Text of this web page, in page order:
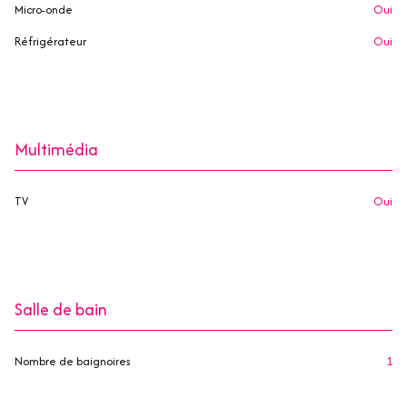
Micro-onde
oui
Réfrigérateur
oui
Multimédia
TV oui
Salle de bain
Nombre de baignoires 1